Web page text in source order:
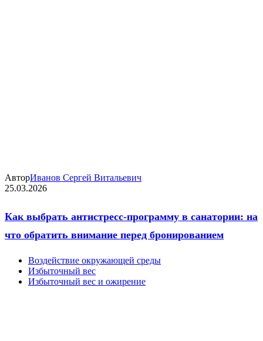
АвторИванов Сергей Витальевич
25.03.2026
Как выбрать антистресс-программу в санатории: на
что обратить внимание перед бронированием
Воздействие окружающей среды
Избыточный вес
Избыточный вес и ожирение